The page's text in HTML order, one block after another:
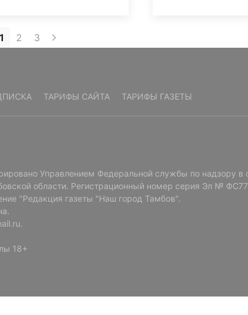
1 2 3
ТАРИФЫ САЙТА ТАРИФЫ ГАЗЕТЫ
Управлением Федеральной службы по надзору
области. Регистрационный номер серия Эл №
"Редакция газеты "Наш город Тамбов".
18+